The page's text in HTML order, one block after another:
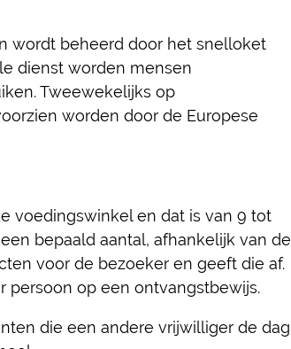
wordt beheerd door het snelloket
dienst worden mensen
Tweewekelijks op
worden door de Europese
voedingswinkel en dat is van 9 tot
bepaald aantal, afhankelijk van de
voor de bezoeker en geeft die af.
persoon op een ontvangstbewijs.
die een andere vrijwilliger de dag